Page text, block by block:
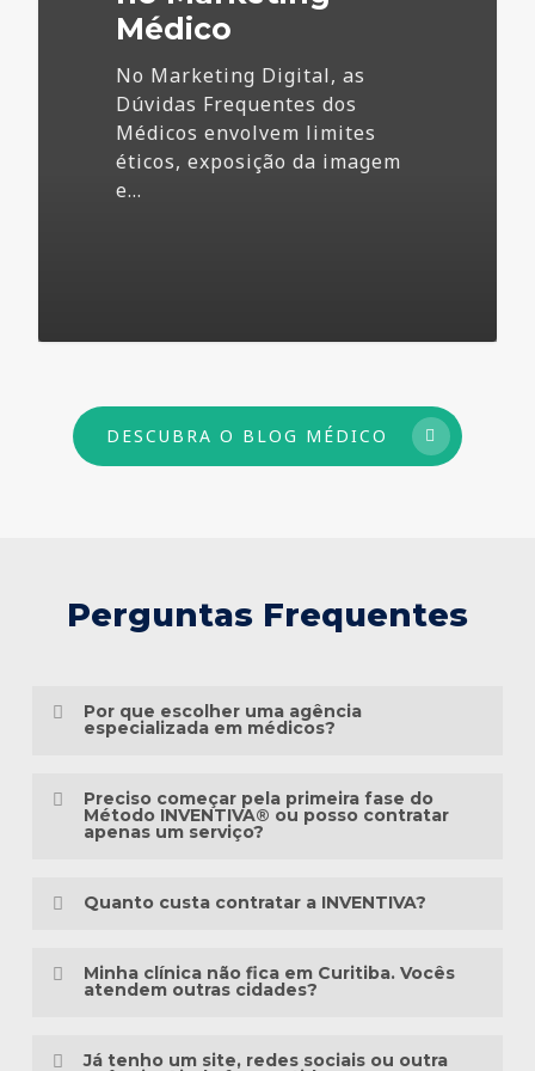
Médico
No Marketing Digital, as
Dúvidas Frequentes dos
Médicos envolvem limites
éticos, exposição da imagem
e…
DESCUBRA O BLOG MÉDICO
Perguntas Frequentes
Por que escolher uma agência
especializada em médicos?
mais do que conhecimento em publicidade.
paciente, as particularidades das
como as pessoas pesquisam sintomas,
Preciso começar pela primeira fase do
Método INVENTIVA® ou posso contratar
apenas um serviço?
diferente da sua presença digital. Algumas
precisam estruturar toda a base, enquanto
ou campanhas em andamento.
Quanto custa contratar a INVENTIVA?
padronizados, porque cada clínica possui
Minha clínica não fica em Curitiba. Vocês
atendem outras cidades?
Já tenho um site, redes sociais ou outra